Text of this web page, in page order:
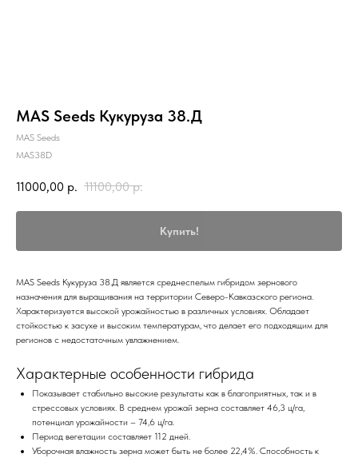
MAS Seeds Кукуруза 38.Д
MAS Seeds
MAS38D
11000,00 р. 11100,00 р.
Купить!
MAS Seeds Кукуруза 38.Д является среднеспелым гибридом зернового
назначения для выращивания на территории Северо-Кавказского региона.
Характеризуется высокой урожайностью в различных условиях. Обладает
стойкостью к засухе и высоким температурам, что делает его подходящим для
регионов с недостаточным увлажнением.
Характерные особенности гибрида
Показывает стабильно высокие результаты как в благоприятных, так и в
стрессовых условиях. В среднем урожай зерна составляет 46,3 ц/га,
потенциал урожайности – 74,6 ц/га.
Период вегетации составляет 112 дней.
Уборочная влажность зерна может быть не более 22,4%. Способность к